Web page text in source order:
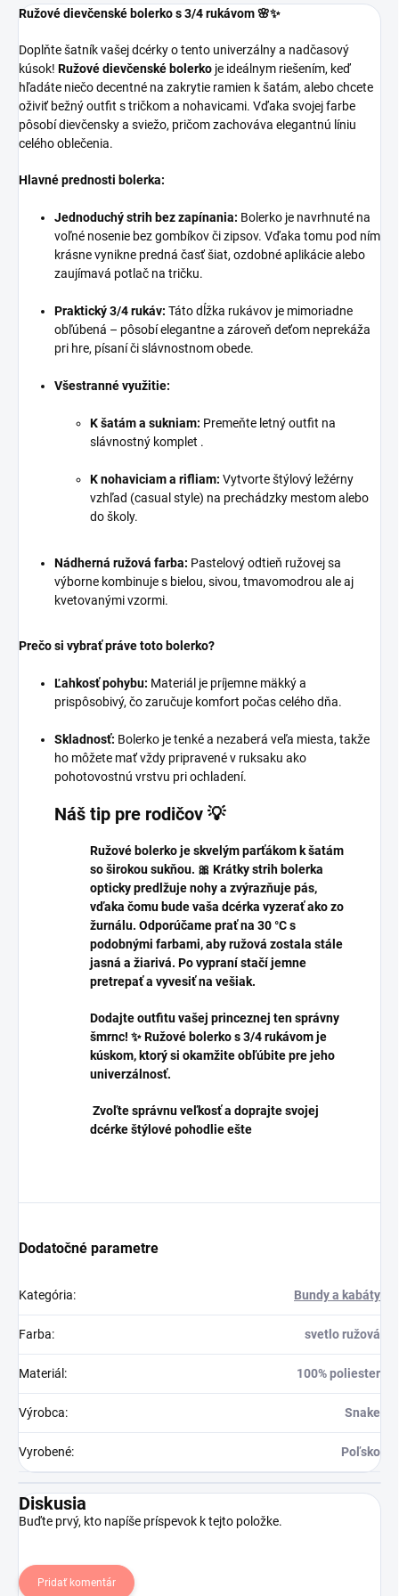
Ružové dievčenské bolerko s 3/4 rukávom 🌸✨
Doplňte šatník vašej dcérky o tento univerzálny a nadčasový
kúsok! Ružové dievčenské bolerko je ideálnym riešením, keď
hľadáte niečo decentné na zakrytie ramien k šatám, alebo chcete
oživiť bežný outfit s tričkom a nohavicami. Vďaka svojej farbe
pôsobí dievčensky a sviežo, pričom zachováva elegantnú líniu
celého oblečenia.
Hlavné prednosti bolerka:
Jednoduchý strih bez zapínania: Bolerko je navrhnuté na
voľné nosenie bez gombíkov či zipsov. Vďaka tomu pod ním
krásne vynikne predná časť šiat, ozdobné aplikácie alebo
zaujímavá potlač na tričku.
Praktický 3/4 rukáv: Táto dĺžka rukávov je mimoriadne
obľúbená – pôsobí elegantne a zároveň deťom neprekáža
pri hre, písaní či slávnostnom obede.
Všestranné využitie:
K šatám a sukniam: Premeňte letný outfit na
slávnostný komplet .
K nohaviciam a rifliam: Vytvorte štýlový ležérny
vzhľad (casual style) na prechádzky mestom alebo
do školy.
Nádherná ružová farba: Pastelový odtieň ružovej sa
výborne kombinuje s bielou, sivou, tmavomodrou ale aj
kvetovanými vzormi.
Prečo si vybrať práve toto bolerko?
Ľahkosť pohybu: Materiál je príjemne mäkký a
prispôsobivý, čo zaručuje komfort počas celého dňa.
Skladnosť: Bolerko je tenké a nezaberá veľa miesta, takže
ho môžete mať vždy pripravené v ruksaku ako
pohotovostnú vrstvu pri ochladení.
Náš tip pre rodičov 💡
Ružové bolerko je skvelým parťákom k šatám
so širokou sukňou. 🎀 Krátky strih bolerka
opticky predlžuje nohy a zvýrazňuje pás,
vďaka čomu bude vaša dcérka vyzerať ako zo
žurnálu. Odporúčame prať na 30 °C s
podobnými farbami, aby ružová zostala stále
jasná a žiarivá. Po vypraní stačí jemne
pretrepať a vyvesiť na vešiak.
Dodajte outfitu vašej princeznej ten správny
šmrnc! ✨ Ružové bolerko s 3/4 rukávom je
kúskom, ktorý si okamžite obľúbite pre jeho
univerzálnosť.
Zvoľte správnu veľkosť a doprajte svojej
dcérke štýlové pohodlie ešte
Dodatočné parametre
Kategória: Bundy a kabáty
Farba: svetlo ružová
Materiál : 100% poliester
Výrobca: Snake
Vyrobené: Poľsko
Diskusia
Buďte prvý, kto napíše príspevok k tejto položke.
Pridať komentár